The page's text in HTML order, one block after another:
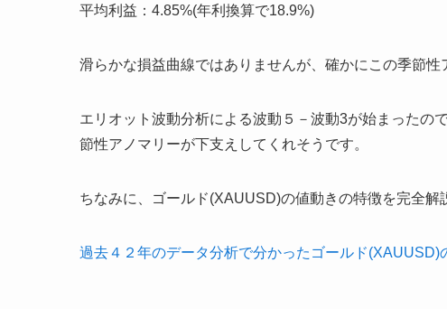
平均利益：4.85%(年利換算で18.9%)
滑らかな損益曲線ではありませんが、確かにこの季節性
エリオット波動分析による波動５－波動3が始まったの
節性アノマリーが下支えしてくれそうです。
ちなみに、ゴールド(XAUUSD)の値動きの特徴を完全解
過去４２年のデータ分析で分かったゴールド